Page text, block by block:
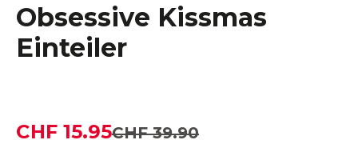
Obsessive Kissmas
Einteiler
CHF 39.90
CHF 15.95